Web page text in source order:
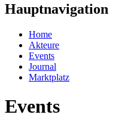
Hauptnavigation
Home
Akteure
Events
Journal
Marktplatz
Events